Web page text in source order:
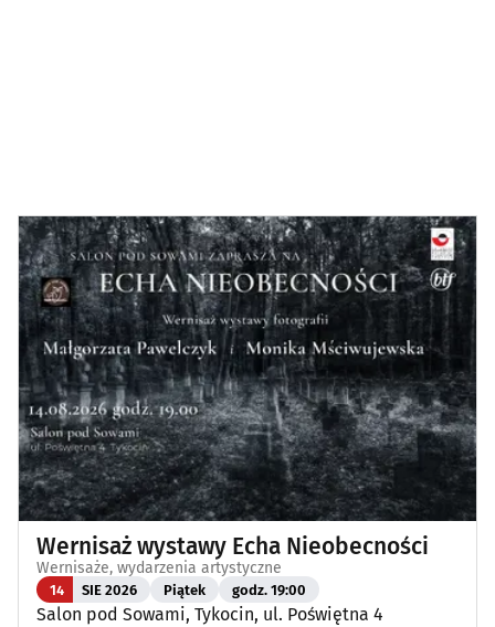
Wernisaż wystawy Echa Nieobecności
Wernisaże, wydarzenia artystyczne
14 SIE 2026 Piątek godz. 19:00
Salon pod Sowami, Tykocin, ul. Poświętna 4